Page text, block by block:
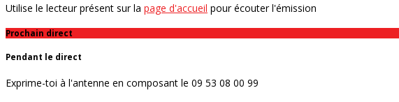
Utilise le lecteur présent sur la page d'accueil pour écouter l'émission
Prochain direct
Pendant le direct
Exprime-toi à l'antenne en composant le 09 53 08 00 99